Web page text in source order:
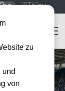
DE 🇬🇧EN
zu
und
von